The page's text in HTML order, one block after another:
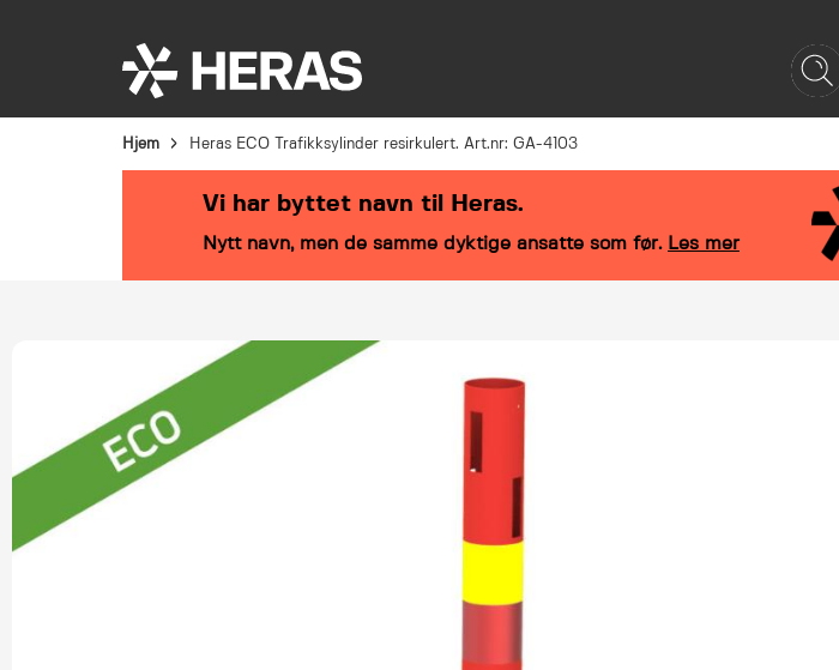
Bransjeløsninger Produkter Service Referanser
Hjem Heras ECO Trafikksylinder resirkulert. Art.nr: GA-4103
Vi har byttet navn til Heras.
Nytt navn, men de samme dyktige ansatte som før. Les mer